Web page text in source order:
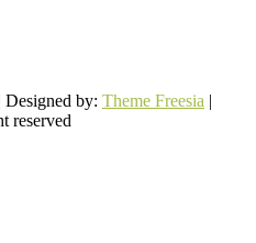
| Designed by: Theme Freesia |
reserved